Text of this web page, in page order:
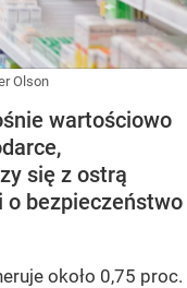
Olson
wartościowo
się z ostrą
o bezpieczeństwo
około 0,75 proc.